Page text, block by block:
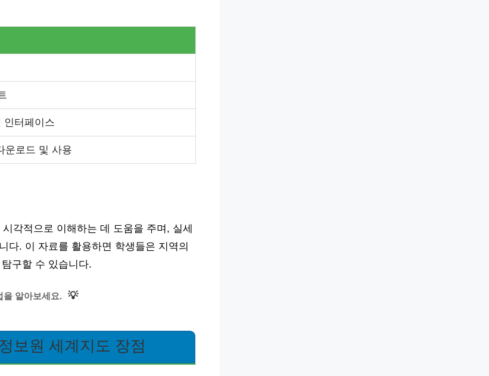
인터페이스
운로드 및 사용
각적으로 이해하는 데 도움을 주며, 실세
다. 이 자료를 활용하면 학생들은 지역의
구할 수 있습니다.
을 알아보세요. 💡
보원 세계지도 장점